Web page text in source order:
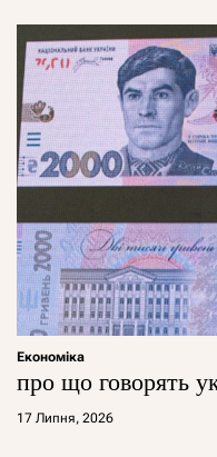
Економіка
про що говорять
17 Липня, 2026